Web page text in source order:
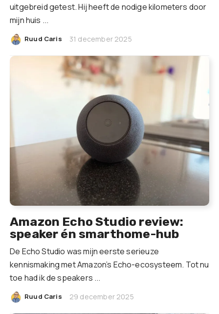
uitgebreid getest. Hij heeft de nodige kilometers door
mijn huis ...
Ruud Caris 31 december 2025
Amazon Echo Studio review:
speaker én smarthome-hub
De Echo Studio was mijn eerste serieuze
kennismaking met Amazon’s Echo-ecosysteem. Tot nu
toe had ik de speakers ...
Ruud Caris 29 december 2025